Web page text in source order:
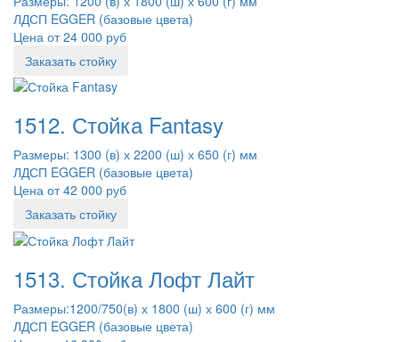
ЛДСП EGGER (базовые цвета)
Цена от 24 000 руб
Заказать стойку
1512. Стойка Fantasy
Размеры: 1300 (в) х 2200 (ш) х 650 (г) мм
ЛДСП EGGER (базовые цвета)
Цена от 42 000 руб
Заказать стойку
1513. Стойка Лофт Лайт
Размеры:1200/750(в) х 1800 (ш) х 600 (г) мм
ЛДСП EGGER (базовые цвета)